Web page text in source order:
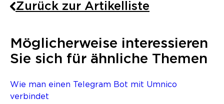
Zurück zur Artikelliste
Möglicherweise interessieren
Sie sich für ähnliche Themen
Wie man einen Telegram Bot mit Umnico
verbindet